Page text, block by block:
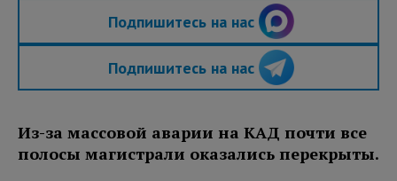
Подпишитесь на нас
Подпишитесь на нас
Из-за массовой аварии на КАД почти все
полосы магистрали оказались перекрыты.